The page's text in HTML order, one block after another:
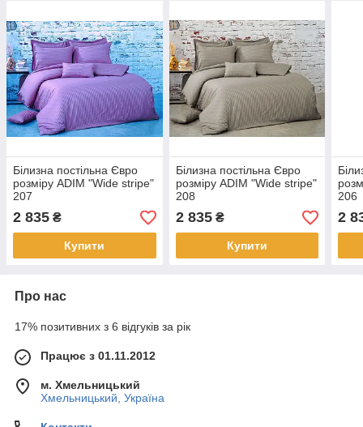
Білизна постільна Євро
розміру ADIM "Wide stripe"
207
2 835 ₴
Купити
Білизна постільна Євро
розміру ADIM "Wide stripe"
208
2 835₴
Купити
206
2
Про нас
17% позитивних з 6 відгуків за рік
Працює з 01.11.2012
м. Хмельницький
Хмельницький, Україна